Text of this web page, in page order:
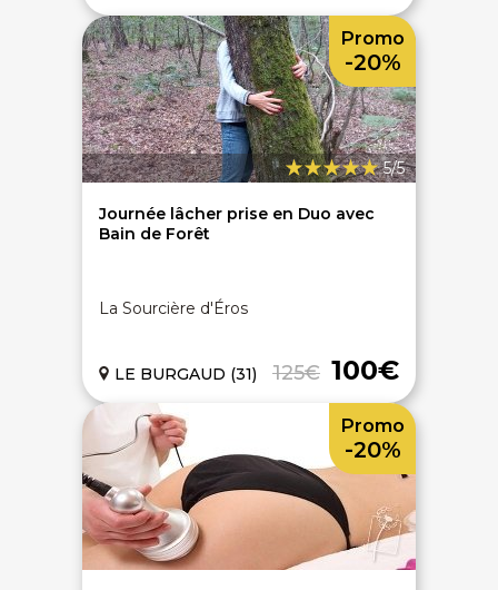
5/5
Journée lâcher prise en Duo avec
Bain de Forêt
La Sourcière d'Éros
125€ 100€
LE BURGAUD (31)
Promo
-20%
Promo
-20%